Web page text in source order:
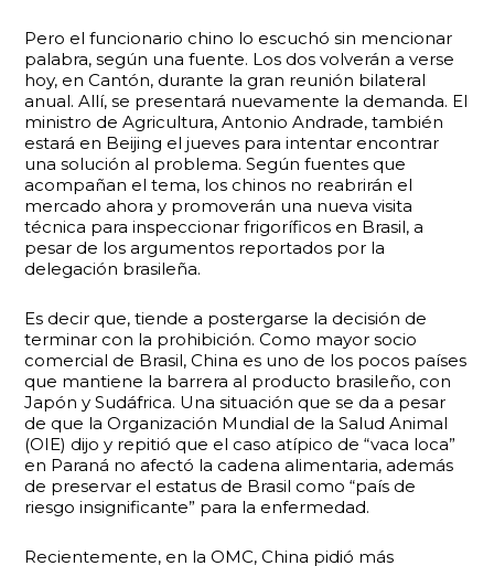
Pero el funcionario chino lo escuchó sin mencionar
palabra, según una fuente. Los dos volverán a verse
hoy, en Cantón, durante la gran reunión bilateral
anual. Allí, se presentará nuevamente la demanda. El
ministro de Agricultura, Antonio Andrade, también
estará en Beijing el jueves para intentar encontrar
una solución al problema. Según fuentes que
acompañan el tema, los chinos no reabrirán el
mercado ahora y promoverán una nueva visita
técnica para inspeccionar frigoríficos en Brasil, a
pesar de los argumentos reportados por la
delegación brasileña.
Es decir que, tiende a postergarse la decisión de
terminar con la prohibición. Como mayor socio
comercial de Brasil, China es uno de los pocos países
que mantiene la barrera al producto brasileño, con
Japón y Sudáfrica. Una situación que se da a pesar
de que la Organización Mundial de la Salud Animal
(OIE) dijo y repitió que el caso atípico de “vaca loca”
en Paraná no afectó la cadena alimentaria, además
de preservar el estatus de Brasil como “país de
riesgo insignificante” para la enfermedad.
Recientemente, en la OMC, China pidió más